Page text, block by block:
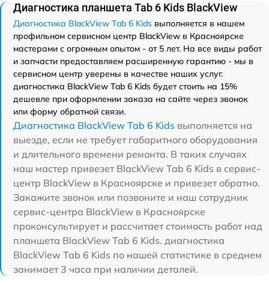
Диагностика планшета Tab 6 Kids BlackView
Диагностика BlackView Tab 6 Kids выполняется в нашем
профильном сервисном центр BlackView в Красноярске
мастерами с огромным опытом - от 5 лет. На все виды работ
и запчасти предоставляем расширенную гарантию - мы в
сервисном центр уверены в качестве наших услуг.
диагностика BlackView Tab 6 Kids будет стоить на 15%
дешевле при оформлении заказа на сайте через звонок
или форму обратной связи.
Диагностика BlackView Tab 6 Kids выполняется на
выезде, если не требует габаритного оборудования
и длительного времени ремонта. В таких случаях
наш мастер привезет BlackView Tab 6 Kids в сервис-
центр BlackView в Красноярске и привезет обратно.
Закажите звонок или позвоните и наш сотрудник
сервис-центра BlackView в Красноярске
проконсультирует и рассчитает стоимость работ над
планшета BlackView Tab 6 Kids. диагностика
BlackView Tab 6 Kids по нашей статистике в среднем
занимает 3 часа при наличии деталей.